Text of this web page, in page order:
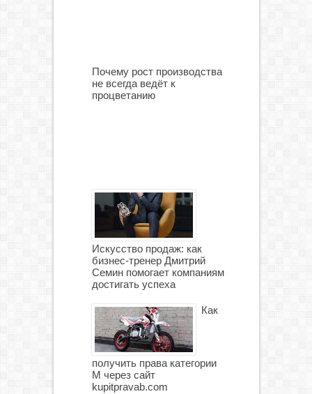
Почему рост производства
не всегда ведёт к
процветанию
Искусство продаж: как
бизнес-тренер Дмитрий
Семин помогает компаниям
достигать успеха
Как
получить права категории
М через сайт
kupitpravab.com